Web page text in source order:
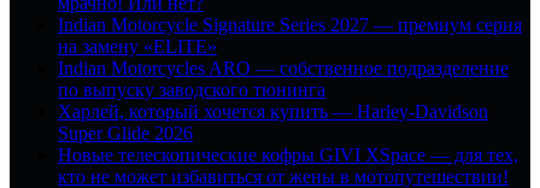
Indian Motorcycle Signature Series 2027 — премиум серия
на замену «ELITE»
Indian Motorcycles ARO — собственное подразделение
по выпуску заводского тюнинга
Харлей, который хочется купить — Harley-Davidson
Super Glide 2026
Новые телескопические кофры GIVI XSpace — для тех,
кто не может избавиться от жены в мотопутешествии!